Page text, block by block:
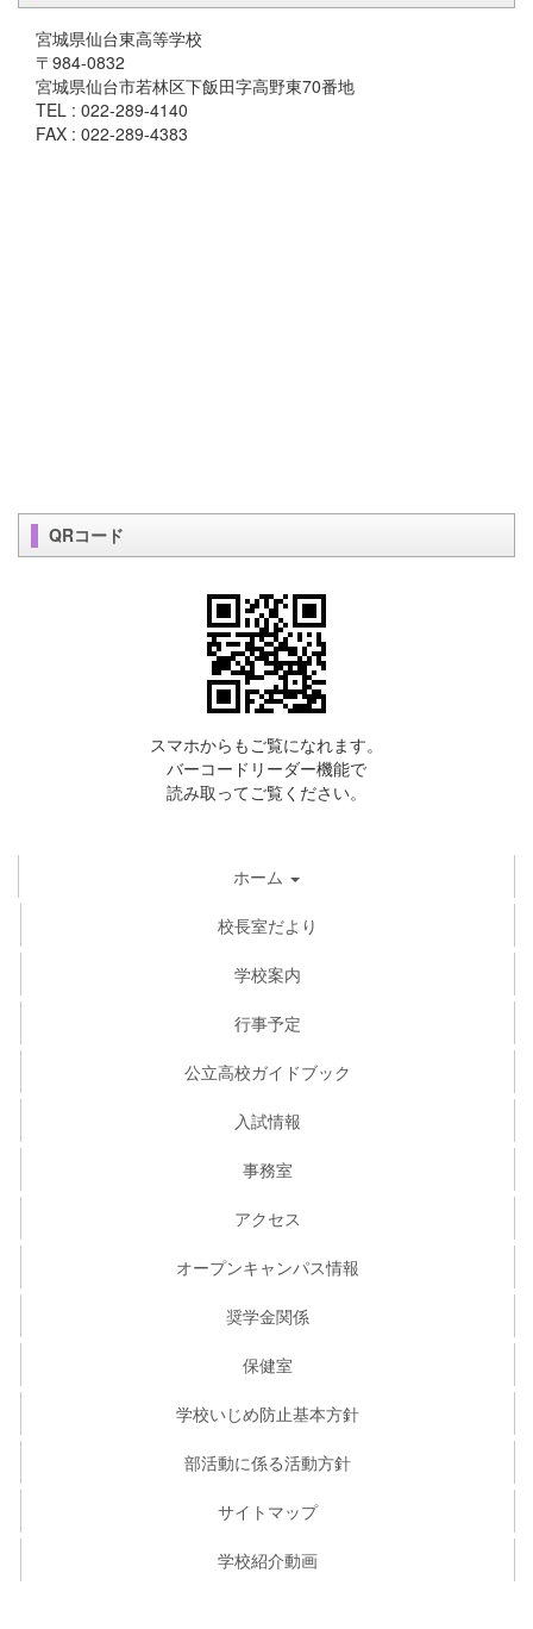
宮城県仙台東高等学校
〒984-0832
宮城県仙台市若林区下飯田字高野東70番地
TEL : 022-289-4140
FAX : 022-289-4383
QRコード
スマホからもご覧になれます。
バーコードリーダー機能で
読み取ってご覧ください。
ホーム
校長室だより
学校案内
行事予定
公立高校ガイドブック
入試情報
事務室
アクセス
オープンキャンパス情報
奨学金関係
保健室
学校いじめ防止基本方針
部活動に係る活動方針
サイトマップ
学校紹介動画